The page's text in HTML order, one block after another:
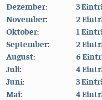
Dezember:
3
November:
2
Oktober:
1
September:
2
August:
6
Juli:
4
Juni:
3
Mai:
4